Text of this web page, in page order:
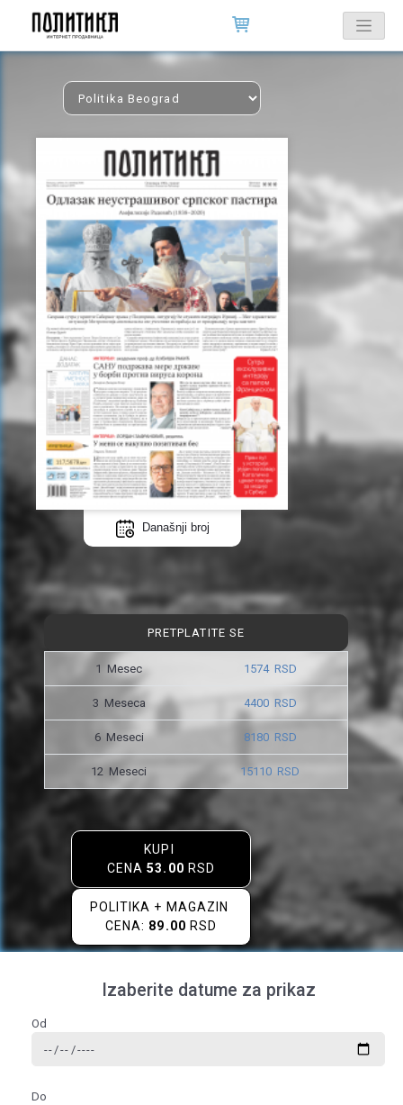
Današnji broj
PRETPLATITE SE
1 Mesec 1574 RSD
3 Meseca 4400 RSD
6 Meseci 8180 RSD
12 Meseci 15110 RSD
KUPI
CENA53.00 RSD
POLITIKA + MAGAZIN
CENA: 89.00 RSD
Izaberite datume za prikaz
Od
Do